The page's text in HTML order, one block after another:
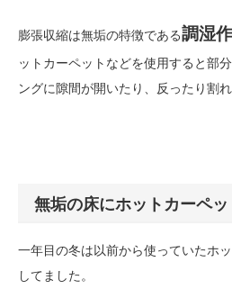
膨張収縮は無垢の特徴である調湿
ットカーペットなどを使用すると部
ングに隙間が開いたり、反ったり割
無垢の床にホットカーペッ
一年目の冬は以前から使っていたホ
してました。